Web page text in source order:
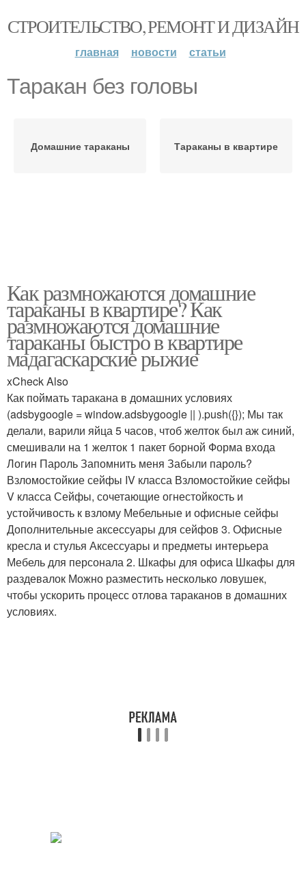
СТРОИТЕЛЬСТВО, РЕМОНТ И ДИЗАЙН
главная новости статьи
Таракан без головы
Домашние тараканы Тараканы в квартире
Как размножаются домашние
тараканы в квартире? Как
размножаются домашние
тараканы быстро в квартире
мадагаскарские рыжие
xCheck Also
Как поймать таракана в домашних условиях
(adsbygoogle = window.adsbygoogle || ).push({}); Мы так
делали, варили яйца 5 часов, чтоб желток был аж синий,
смешивали на 1 желток 1 пакет борной Форма входа
Логин Пароль Запомнить меня Забыли пароль?
Взломостойкие сейфы IV класса Взломостойкие сейфы
V класса Сейфы, сочетающие огнестойкость и
устойчивость к взлому Мебельные и офисные сейфы
Дополнительные аксессуары для сейфов 3. Офисные
кресла и стулья Аксессуары и предметы интерьера
Мебель для персонала 2. Шкафы для офиса Шкафы для
раздевалок Можно разместить несколько ловушек,
чтобы ускорить процесс отлова тараканов в домашних
условиях.